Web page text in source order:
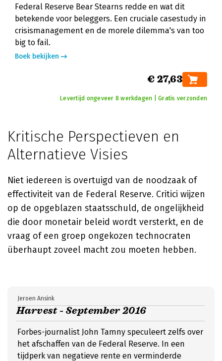
Federal Reserve Bear Stearns redde en wat dit
betekende voor beleggers. Een cruciale casestudy in
crisismanagement en de morele dilemma's van too
big to fail.
Boek bekijken
€ 27,63
Levertijd ongeveer 8 werkdagen | Gratis verzonden
Kritische Perspectieven en
Alternatieve Visies
Niet iedereen is overtuigd van de noodzaak of
effectiviteit van de Federal Reserve. Critici wijzen
op de opgeblazen staatsschuld, de ongelijkheid
die door monetair beleid wordt versterkt, en de
vraag of een groep ongekozen technocraten
überhaupt zoveel macht zou moeten hebben.
Harvest - September 2016
Jeroen Ansink
Forbes-journalist John Tamny speculeert zelfs over
het afschaffen van de Federal Reserve. In een
tijdperk van negatieve rente en verminderde